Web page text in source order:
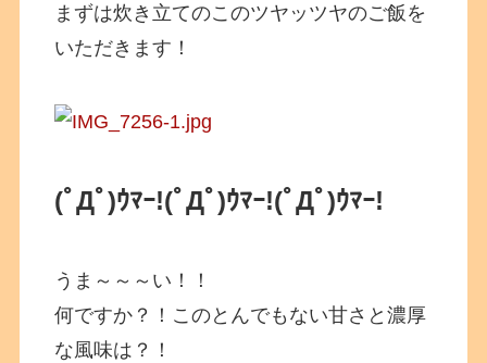
まずは炊き立てのこのツヤッツヤのご飯を
いただきます！
(ﾟДﾟ)ｳﾏｰ!(ﾟДﾟ)ｳﾏｰ!(ﾟДﾟ)ｳﾏｰ!
うま～～～い！！
何ですか？！このとんでもない甘さと濃厚
な風味は？！